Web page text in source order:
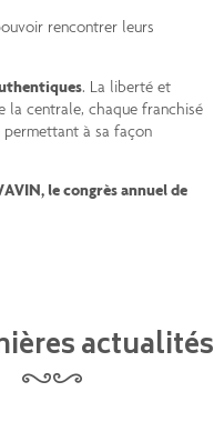
rencontrer leurs
. La liberté et
la centrale, chaque franchisé
à sa façon
le congrès annuel de
actualités